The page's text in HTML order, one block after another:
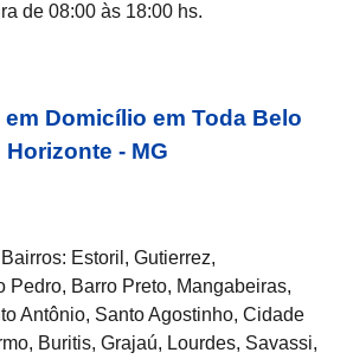
de 08:00 às 18:00 hs.
Domicílio em Toda Belo
Horizonte - MG
Estoril, Gutierrez,
Pedro, Barro Preto, Mangabeiras,
Antônio, Santo Agostinho, Cidade
Buritis, Grajaú, Lourdes, Savassi,